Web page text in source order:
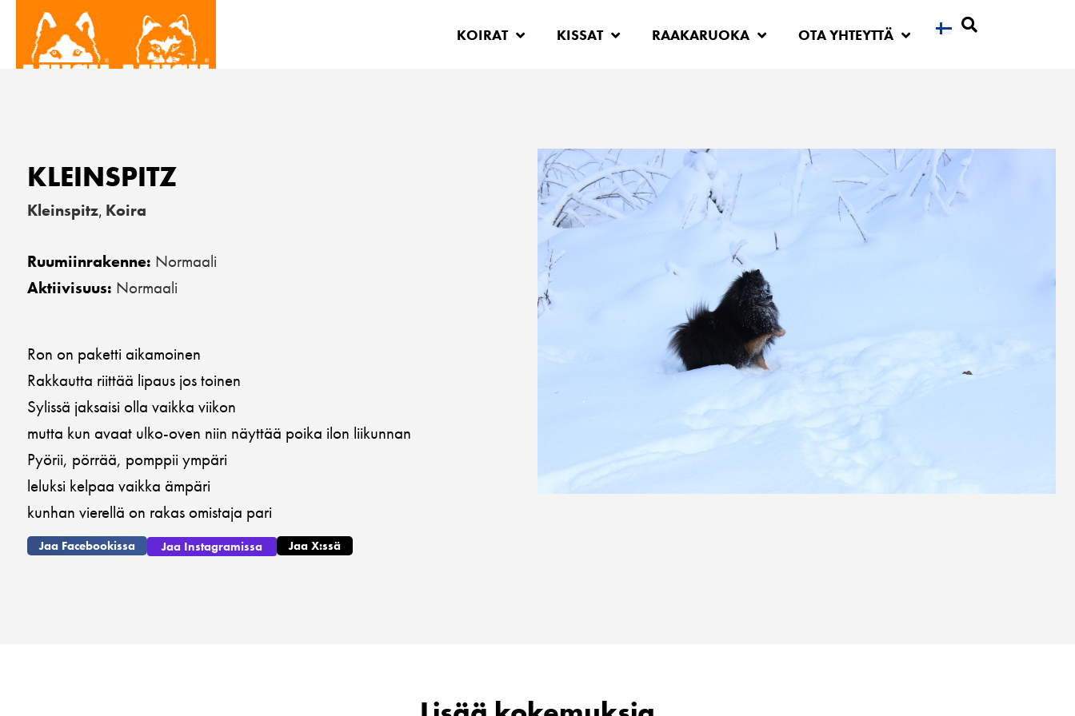
KOIRAT KISSAT RAAKARUOKA OTA YHTEYTTÄ
KLEINSPITZ
Kleinspitz, Koira
Ruumiinrakenne: Normaali
Aktiivisuus: Normaali
Ron on paketti aikamoinen
Rakkautta riittää lipaus jos toinen
Sylissä jaksaisi olla vaikka viikon
mutta kun avaat ulko-oven niin näyttää poika ilon liikunnan
Pyörii, pörrää, pomppii ympäri
leluksi kelpaa vaikka ämpäri
kunhan vierellä on rakas omistaja pari
Jaa Facebookissa Jaa Instagramissa Jaa X:ssä